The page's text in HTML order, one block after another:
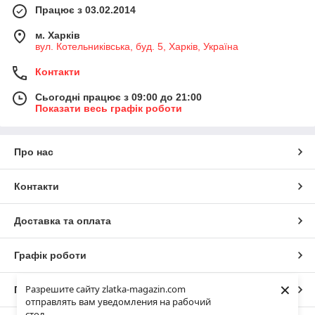
Разрешите сайту zlatka-magazin.com
отправлять вам уведомления на рабочий
×
Працює з 03.02.2014
м. Харків
вул. Котельниківська, буд. 5, Харків, Україна
Контакти
Сьогодні працює з 09:00 до 21:00
Показати весь графік роботи
Про нас
Контакти
Доставка та оплата
Графік роботи
Повна версія сайту